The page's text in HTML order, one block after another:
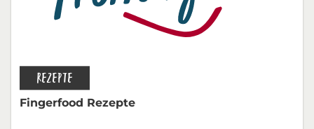
REZEPTE
Fingerfood Rezepte